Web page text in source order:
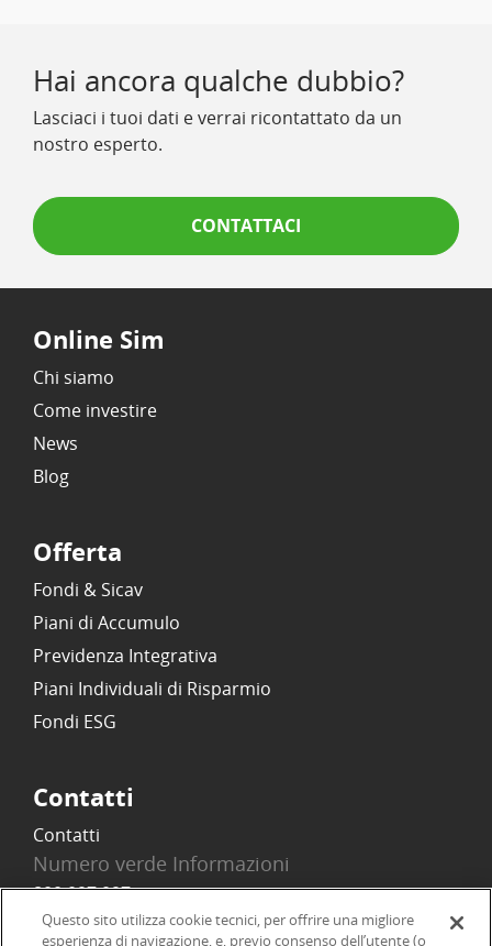
Hai ancora qualche dubbio?
Lasciaci i tuoi dati e verrai ricontattato da un
nostro esperto.
CONTATTACI
Online Sim
Chi siamo
Come investire
News
Blog
Offerta
Fondi & Sicav
Piani di Accumulo
Previdenza Integrativa
Piani Individuali di Risparmio
Fondi ESG
Contatti
Contatti
Numero verde Informazioni
800 097 097
Email
Questo sito utilizza cookie tecnici, per offrire una migliore
esperienza di navigazione, e, previo consenso dell’utente (o